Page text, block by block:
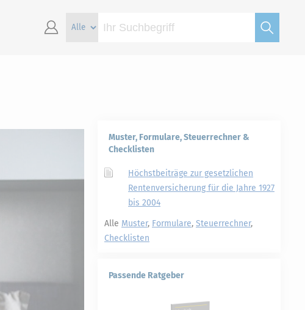
Muster, Formulare, Steuerrechner &
Checklisten
Höchstbeiträge zur gesetzlichen
Rentenversicherung für die Jahre 1927
bis 2004
Alle Muster, Formulare, Steuerrechner,
Checklisten
Passende Ratgeber